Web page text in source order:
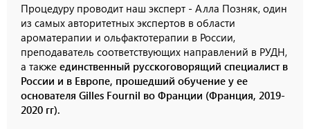
Процедуру проводит наш эксперт - Алла Позняк, один
из самых авторитетных экспертов в области
ароматерапии и ольфактотерапии в России,
преподаватель соответствующих направлений в РУДН,
а также единственный русскоговорящий специалист в
России и в Европе, прошедший обучение у ее
основателя Gilles Fournil во Франции (Франция, 2019-
2020 гг).